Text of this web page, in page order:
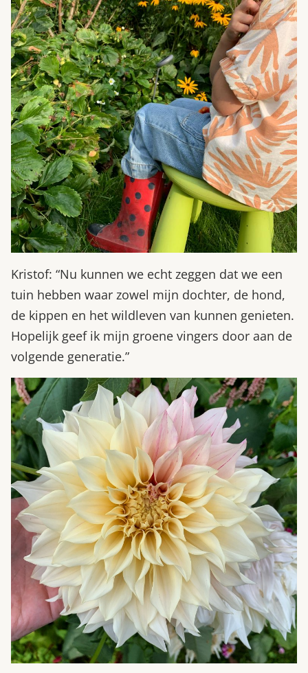
Kristof: “Nu kunnen we echt zeggen dat we een
tuin hebben waar zowel mijn dochter, de hond,
de kippen en het wildleven van kunnen genieten.
Hopelijk geef ik mijn groene vingers door aan de
volgende generatie.”